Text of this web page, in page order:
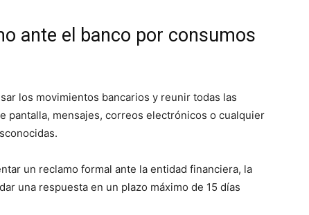
ante el banco por consumos
los movimientos bancarios y reunir todas las
pantalla, mensajes, correos electrónicos o cualquier
un reclamo formal ante la entidad financiera, la
una respuesta en un plazo máximo de 15 días